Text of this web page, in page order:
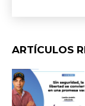
ARTÍCULOS